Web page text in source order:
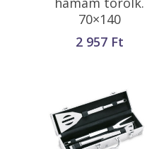
70×140
2 957 Ft